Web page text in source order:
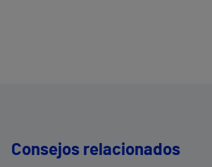
Consejos relacionados